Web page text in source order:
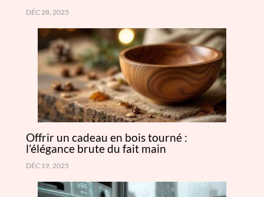
DÉC 28, 2025
Offrir un cadeau en bois tourné :
l’élégance brute du fait main
DÉC 19, 2025